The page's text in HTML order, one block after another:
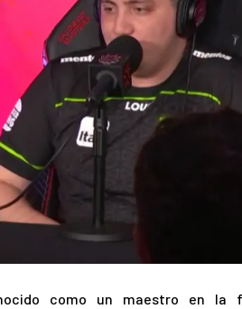
como un maestro en la